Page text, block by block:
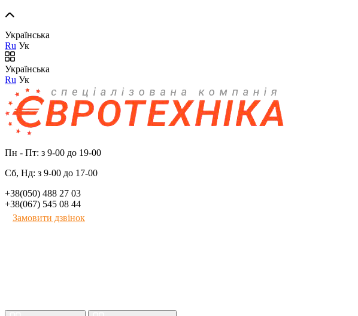
Українська
Ru Ук
Українська
Ru Ук
Пн - Пт: з 9-00 до 19-00
Сб, Нд: з 9-00 до 17-00
+38(050) 488 27 03
+38(067) 545 08 44
Замовити дзвінок